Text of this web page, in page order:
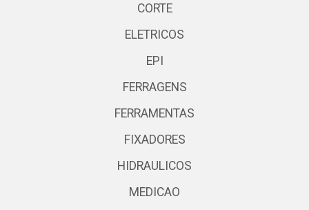
CORTE
ELETRICOS
EPI
FERRAGENS
FERRAMENTAS
FIXADORES
HIDRAULICOS
MEDICAO